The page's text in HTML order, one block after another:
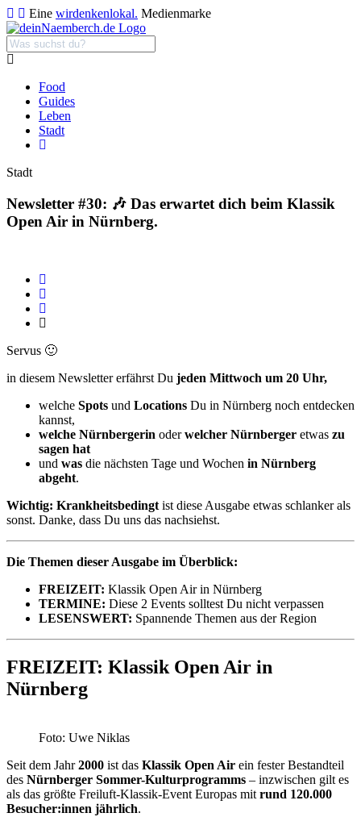
Eine wirdenkenlokal. Medienmarke
Food
Guides
Leben
Stadt
Stadt
Newsletter #30: 🎶 Das erwartet dich beim Klassik
Open Air in Nürnberg.
Servus 🙂
in diesem Newsletter erfährst Du jeden Mittwoch um 20 Uhr,
welche Spots und Locations Du in Nürnberg noch entdecken
kannst,
welche Nürnbergerin oderwelcher Nürnberger etwas zu
sagen hat
und was die nächsten Tage und Wochen in Nürnberg
abgeht.
Wichtig: Krankheitsbedingtist diese Ausgabe etwas schlanker als
sonst. Danke, dass Du uns das nachsiehst.
Die Themen dieser Ausgabe im Überblick:
FREIZEIT: Klassik Open Air in Nürnberg
TERMINE: Diese 2 Events solltest Du nicht verpassen
LESENSWERT: Spannende Themen aus der Region
FREIZEIT: Klassik Open Air in
Nürnberg
Foto: Uwe Niklas
Seit dem Jahr2000 ist das Klassik Open Air ein fester Bestandteil
des Nürnberger Sommer-Kulturprogramms – inzwischen gilt es
als das größte Freiluft-Klassik-Event Europas mit rund 120.000
Besucher:innen jährlich.